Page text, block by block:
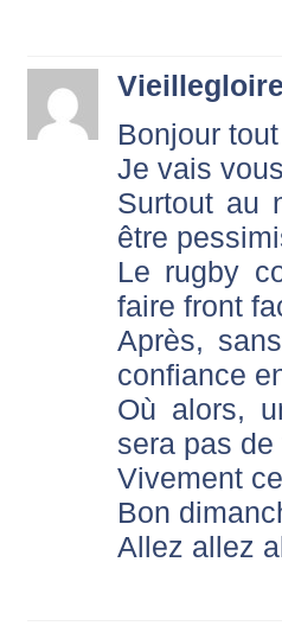
Vieillegloire
Bonjour
Je vais
Surtout au
être
Le rugby
faire front
Après,
confiance
Où alors,
sera pas
Vivement
Bon
Allez allez